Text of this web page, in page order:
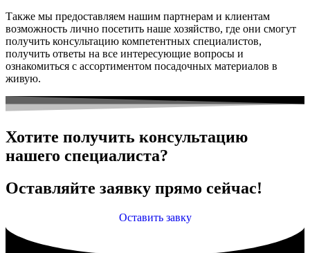
Также мы предоставляем нашим партнерам и клиентам
возможность лично посетить наше хозяйство, где они смогут
получить консультацию компетентных специалистов,
получить ответы на все интересующие вопросы и
ознакомиться с ассортиментом посадочных материалов в
живую.
Хотите получить консультацию
нашего специалиста?
Оставляйте заявку прямо сейчас!
Оставить завку